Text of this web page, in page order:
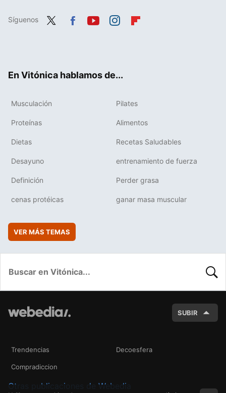
Síguenos
En Vitónica hablamos de...
Musculación Pilates
Proteínas Alimentos
Dietas Recetas Saludables
Desayuno entrenamiento de fuerza
Definición Perder grasa
cenas protéicas ganar masa muscular
VER MÁS TEMAS
SUBIR
Trendencias Decoesfera
Compradiccion
Otras publicaciones de Webedia